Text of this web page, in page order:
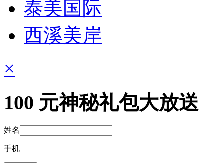
泰美国际
西溪美岸
×
100 元神秘礼包大放送
姓名
手机